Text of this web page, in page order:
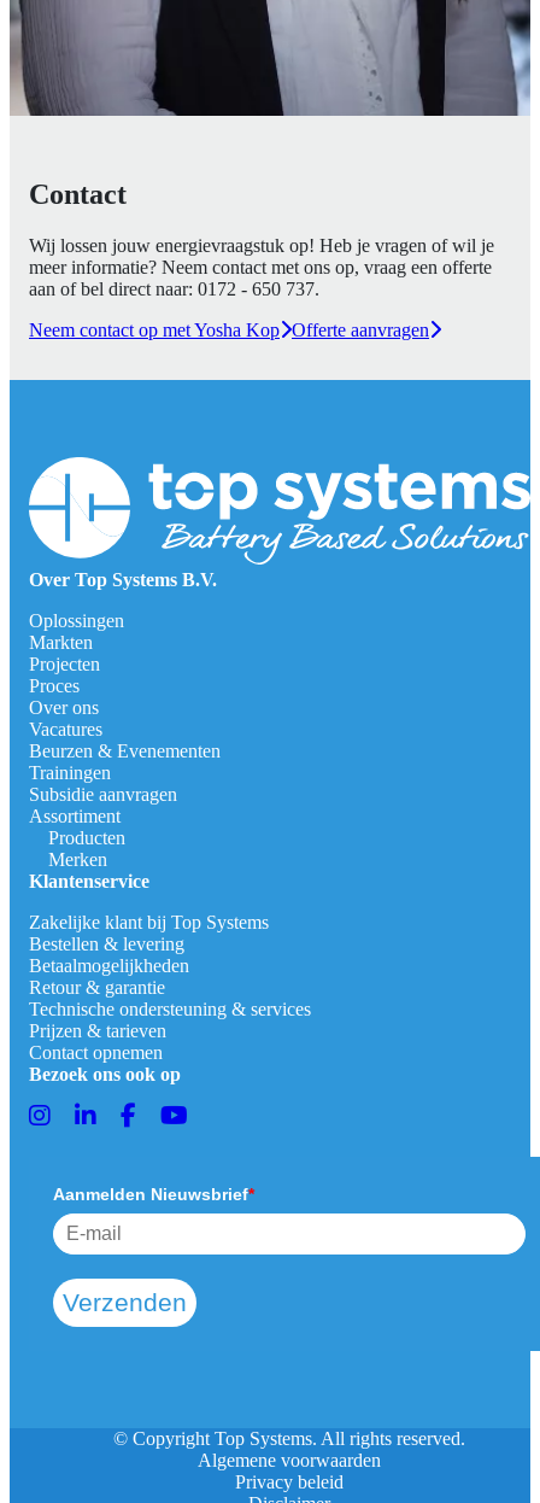
Contact
Wij lossen jouw energievraagstuk op! Heb je vragen of wil je
meer informatie? Neem contact met ons op, vraag een offerte
aan of bel direct naar: 0172 - 650 737.
Neem contact op met Yosha Kop Offerte aanvragen
Over Top Systems B.V.
Oplossingen
Markten
Projecten
Proces
Over ons
Vacatures
Beurzen & Evenementen
Trainingen
Subsidie aanvragen
Assortiment
Producten
Merken
Klantenservice
Zakelijke klant bij Top Systems
Bestellen & levering
Betaalmogelijkheden
Retour & garantie
Technische ondersteuning & services
Prijzen & tarieven
Contact opnemen
Bezoek ons ook op
Aanmelden Nieuwsbrief*
Verzenden
© Copyright Top Systems. All rights reserved.
Algemene voorwaarden
Privacy beleid